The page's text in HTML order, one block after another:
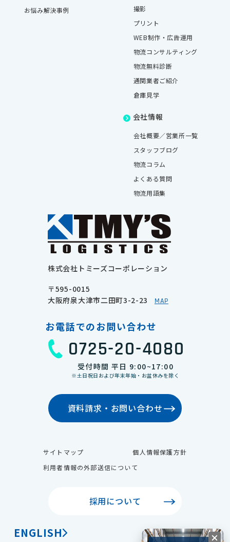
株式会社トミーズコーポレーション
〒595-0015
大阪府泉大津市二田町3-2-23
MAP
お電話でのお問い合わせ
0725-20-4080
受付時間 平日 9:00~17:00
※土日祝日および年末年始・お盆休みを除く
資料請求・お問い合わせ
サイトマップ
個人情報保護方針
利用者情報の外部送信について
採用について
ENGLISH
お悩み解決事例
撮影
プリント
WEB制作・広告運用
物流コンサルティング
物流無料診断
通関業者ご紹介
倉庫見学
会社情報
会社概要／営業所一覧
スタッフブログ
物流コラム
よくある質問
物流用語集